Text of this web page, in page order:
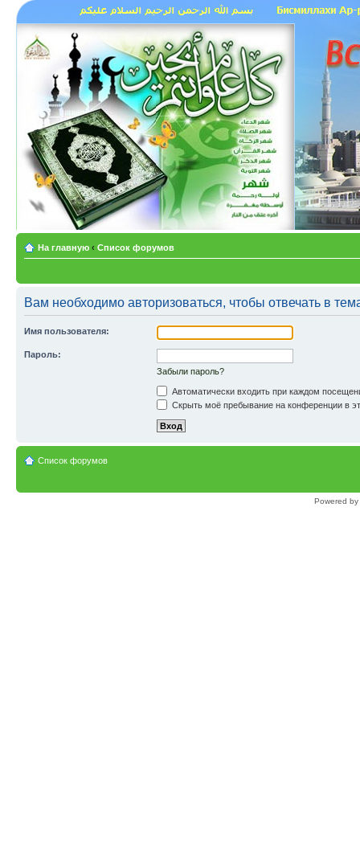
На главную ‹ Список форумов
Вам необходимо авторизоваться, чтобы отвечать в
Имя пользователя:
Пароль:
Забыли пароль?
Автоматически входить при каждом
Скрыть моё пребывание на конференции в
Список форумов
Powered by